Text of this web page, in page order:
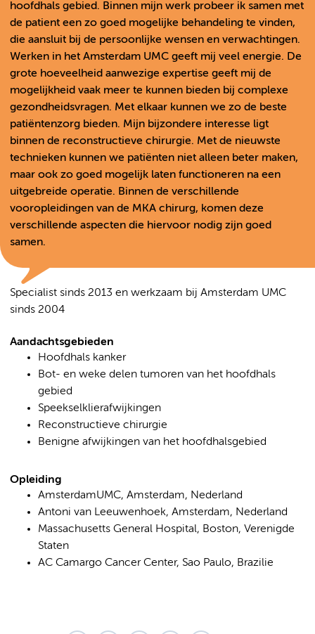
hoofdhals gebied. Binnen mijn werk probeer ik samen met
de patient een zo goed mogelijke behandeling te vinden,
die aansluit bij de persoonlijke wensen en verwachtingen.
Werken in het Amsterdam UMC geeft mij veel energie. De
grote hoeveelheid aanwezige expertise geeft mij de
mogelijkheid vaak meer te kunnen bieden bij complexe
gezondheidsvragen. Met elkaar kunnen we zo de beste
patiëntenzorg bieden. Mijn bijzondere interesse ligt
binnen de reconstructieve chirurgie. Met de nieuwste
technieken kunnen we patiënten niet alleen beter maken,
maar ook zo goed mogelijk laten functioneren na een
uitgebreide operatie. Binnen de verschillende
vooropleidingen van de MKA chirurg, komen deze
verschillende aspecten die hiervoor nodig zijn goed
samen.
Specialist sinds 2013 en werkzaam bij Amsterdam UMC
sinds 2004
Aandachtsgebieden
Hoofdhals kanker
Bot- en weke delen tumoren van het hoofdhals
gebied
Speekselklierafwijkingen
Reconstructieve chirurgie
Benigne afwijkingen van het hoofdhalsgebied
Opleiding
AmsterdamUMC, Amsterdam, Nederland
Antoni van Leeuwenhoek, Amsterdam, Nederland
Massachusetts General Hospital, Boston, Verenigde
Staten
AC Camargo Cancer Center, Sao Paulo, Brazilie